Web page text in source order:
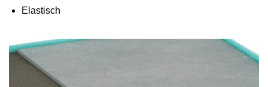
Elastisch